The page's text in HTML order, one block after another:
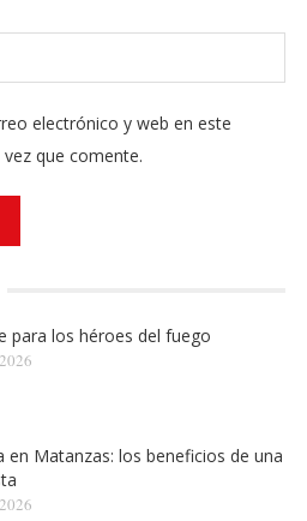
electrónico y web en este
que comente.
para los héroes del fuego
en Matanzas: los beneficios de una